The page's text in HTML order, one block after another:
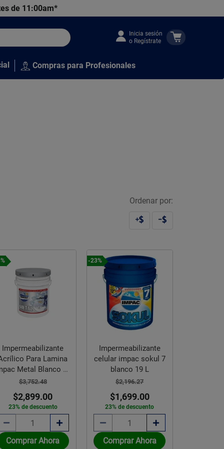
de 11:00am*
Inicia sesión
o Regístrate
Compras para Profesionales
Ordenar por:
Impermeabilizante
Para Lamina
Metal Blanco 19
L
$3,752.48
$2,899.00
23% de descuento
Comprar Ahora
-23%
Impermeabilizante
celular impac sokul 7
blanco 19 L
$2,196.27
$1,699.00
23% de descuento
Comprar Ahora